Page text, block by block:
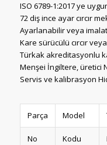
ISO 6789-1:2017 ye
72 diş ince ayar cırcır
Ayarlanabilir veya
Kare sürücülü cırcır
Türkak akreditasyonlu
Menşei İngiltere, üretici
Servis ve kalibrasyon
Parça Model
No Kodu